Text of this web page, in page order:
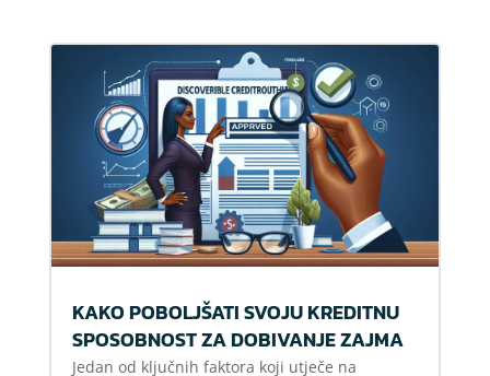
KAKO POBOLJŠATI SVOJU KREDITNU
SPOSOBNOST ZA DOBIVANJE ZAJMA
Jedan od ključnih faktora koji utječe na